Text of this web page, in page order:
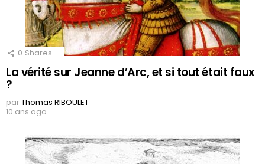
0 Shares
La vérité sur Jeanne d’Arc, et si tout était faux
?
parThomas RIBOULET
10 ans ago